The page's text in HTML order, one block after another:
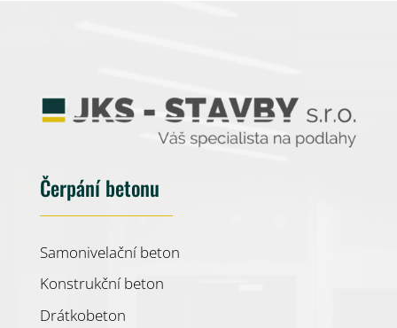
Čerpání betonu
Samonivelační beton
Konstrukční beton
Drátkobeton